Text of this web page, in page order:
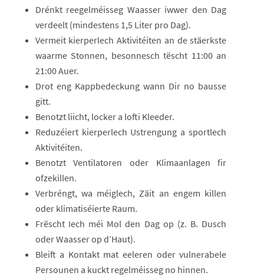
Drénkt reegelméisseg Waasser iwwer den Dag
verdeelt (mindestens 1,5 Liter pro Dag).
Vermeit kierperlech Aktivitéiten an de stäerkste
waarme Stonnen, besonnesch tëscht 11:00 an
21:00 Auer.
Drot eng Kappbedeckung wann Dir no bausse
gitt.
Benotzt liicht, locker a lofti Kleeder.
Reduzéiert kierperlech Ustrengung a sportlech
Aktivitéiten.
Benotzt Ventilatoren oder Klimaanlagen fir
ofzekillen.
Verbréngt, wa méiglech, Zäit an engem killen
oder klimatiséierte Raum.
Frëscht Iech méi Mol den Dag op (z. B. Dusch
oder Waasser op d’Haut).
Bleift a Kontakt mat eeleren oder vulnerabele
Persounen a kuckt regelméisseg no hinnen.